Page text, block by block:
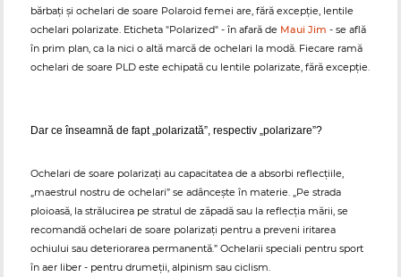
bărbați și ochelari de soare Polaroid femei are, fără excepție, lentile
ochelari polarizate. Eticheta "Polarized" - în afară de Maui Jim - se află
în prim plan, ca la nici o altă marcă de ochelari la modă. Fiecare ramă
ochelari de soare PLD este echipată cu lentile polarizate, fără excepție.
Dar ce înseamnă de fapt „polarizată”, respectiv „polarizare”?
Ochelari de soare polarizați au capacitatea de a absorbi reflecțiile,
„maestrul nostru de ochelari” se adâncește în materie. „Pe strada
ploioasă, la strălucirea pe stratul de zăpadă sau la reflecția mării, se
recomandă ochelari de soare polarizați pentru a preveni iritarea
ochiului sau deteriorarea permanentă.” Ochelarii speciali pentru sport
în aer liber - pentru drumeții, alpinism sau ciclism.